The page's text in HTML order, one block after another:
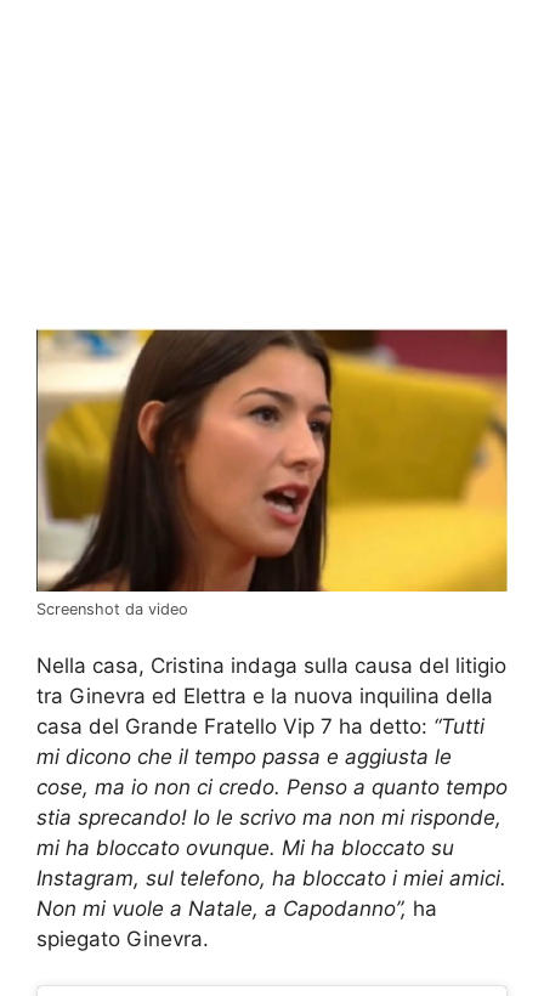
Screenshot da video
Nella casa, Cristina indaga sulla causa del litigio
tra Ginevra ed Elettra e la nuova inquilina della
casa del Grande Fratello Vip 7 ha detto: “Tutti
mi dicono che il tempo passa e aggiusta le
cose, ma io non ci credo. Penso a quanto tempo
stia sprecando! Io le scrivo ma non mi risponde,
mi ha bloccato ovunque. Mi ha bloccato su
Instagram, sul telefono, ha bloccato i miei amici.
Non mi vuole a Natale, a Capodanno”, ha
spiegato Ginevra.